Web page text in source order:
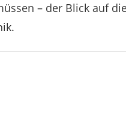
– der Blick auf